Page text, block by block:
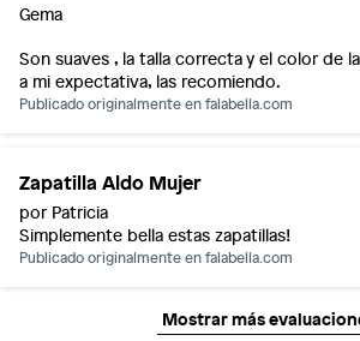
Gema
Son suaves , la talla correcta y el color de
a mi expectativa, las recomiendo.
Publicado originalmente enfalabella.com
Zapatilla Aldo Mujer
por Patricia
Simplemente bella estas zapatillas!
Publicado originalmente enfalabella.com
Mostrar más